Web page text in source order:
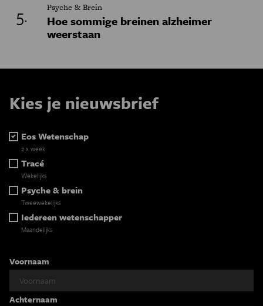
Psyche & Brein
Hoe sommige breinen alzheimer
weerstaan
Kies je nieuwsbrief
Eos Wetenschap
2 x week
Tracé
Wekelijks
Psyche & brein
Tweewekelijks
Iedereen wetenschapper
Maandelijks
Voornaam
Achternaam